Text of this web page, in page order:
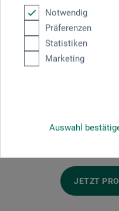
Notwendig
Präferenzen
Statistiken
Marketing
Auswahl
Technik ausführlich
Motive Schritt-für-Schritt
128 S., farb. Abb., 20,5 x
JETZT